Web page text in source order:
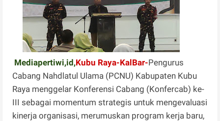
Mediapertiwi,id,Kubu Raya-KalBar-Pengurus
Cabang Nahdlatul Ulama (PCNU) Kabupaten Kubu
Raya menggelar Konferensi Cabang (Konfercab) ke-
III sebagai momentum strategis untuk mengevaluasi
kinerja organisasi, merumuskan program kerja baru,